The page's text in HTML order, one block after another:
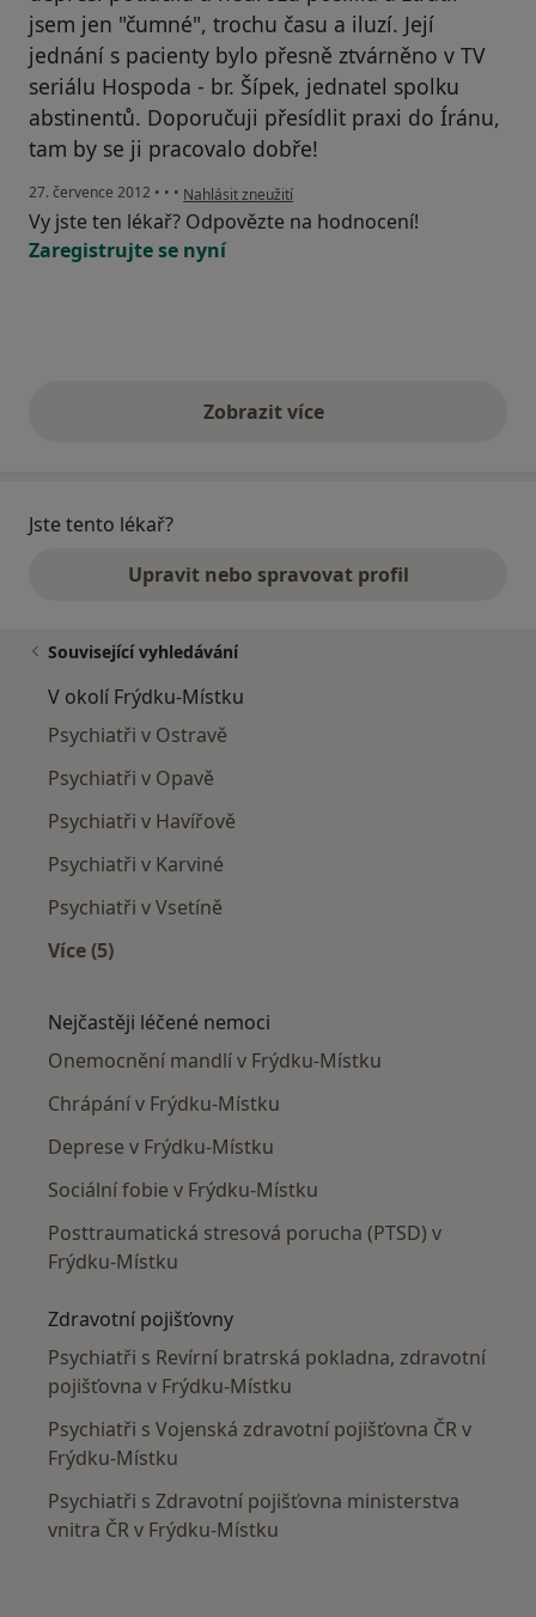
jsem jen "čumné", trochu času a iluzí. Její
jednání s pacienty bylo přesně ztvárněno v TV
seriálu Hospoda - br. Šípek, jednatel spolku
abstinentů. Doporučuji přesídlit praxi do Íránu,
tam by se ji pracovalo dobře!
27. července 2012 • • • podle názoru uživatele Váš účet byl odstraněn
Nahlásit zneužití
Vy jste ten lékař? Odpovězte na hodnocení!
Zaregistrujte se nyní
Zobrazit vícevýše uvedené názory
Jste tento lékař?
Upravit nebo spravovat profil
Související vyhledávání
V okolí Frýdku-Místku
Psychiatři v Ostravě
Psychiatři v Opavě
Psychiatři v Havířově
Psychiatři v Karviné
Psychiatři v Vsetíně
Více (5)
Nejčastěji léčené nemoci
Onemocnění mandlí v Frýdku-Místku
Chrápání v Frýdku-Místku
Deprese v Frýdku-Místku
Sociální fobie v Frýdku-Místku
Posttraumatická stresová porucha (PTSD) v
Frýdku-Místku
Zdravotní pojišťovny
Psychiatři s Revírní bratrská pokladna, zdravotní
pojišťovna v Frýdku-Místku
Psychiatři s Vojenská zdravotní pojišťovna ČR v
Frýdku-Místku
Psychiatři s Zdravotní pojišťovna ministerstva
vnitra ČR v Frýdku-Místku